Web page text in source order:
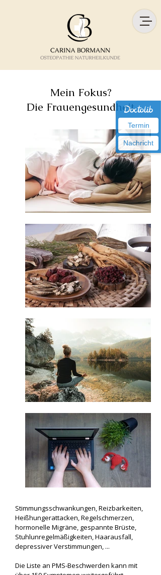
Termin
Nachricht
Mein Fokus?
Die Frauengesundheit
Stimmungsschwankungen, Reizbarkeiten,
Heißhungerattacken, Regelschmerzen,
hormonelle Migräne, gespannte Brüste,
Stuhlunregelmäßigkeiten, Haarausfall,
depressiver Verstimmungen, ...
Die Liste an PMS-Beschwerden kann mit